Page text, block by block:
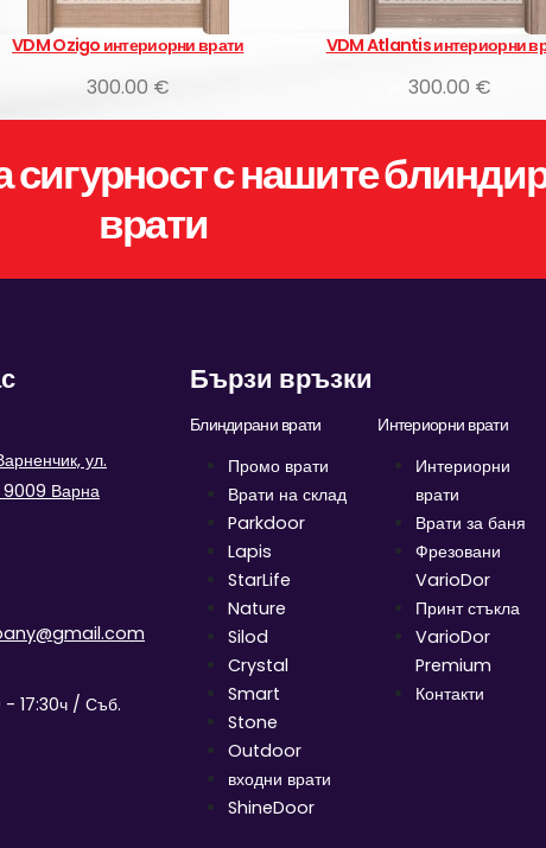
врати VDM Atlantis интериорни врати VDM
с нашите
врати
ул.
9009 Варна
17:30ч / Съб.
Бързи връзки
Блиндирани врати
Промо врати
Врати на склад
Parkdoor
Lapis
StarLife
Nature
Silod
Crystal
Smart
Stone
Outdoor
входни врати
ShineDoor
Интериорни врати
Интериорни
врати
Врати за баня
Фрезовани
VarioDor
Принт стъкла
VarioDor
Premium
Контакти